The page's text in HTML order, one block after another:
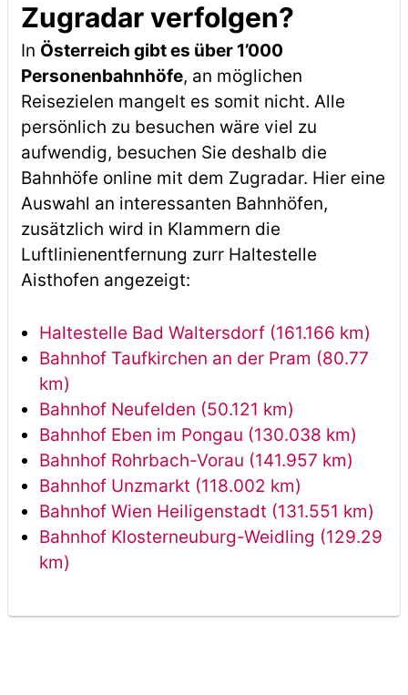
Zugradar verfolgen?
In Österreich gibt es über 1’000
Personenbahnhöfe, an möglichen
Reisezielen mangelt es somit nicht. Alle
persönlich zu besuchen wäre viel zu
aufwendig, besuchen Sie deshalb die
Bahnhöfe online mit dem Zugradar. Hier eine
Auswahl an interessanten Bahnhöfen,
zusätzlich wird in Klammern die
Luftlinienentfernung zurr Haltestelle
Aisthofen angezeigt:
Haltestelle Bad Waltersdorf (161.166 km)
Bahnhof Taufkirchen an der Pram (80.77
km)
Bahnhof Neufelden (50.121 km)
Bahnhof Eben im Pongau (130.038 km)
Bahnhof Rohrbach-Vorau (141.957 km)
Bahnhof Unzmarkt (118.002 km)
Bahnhof Wien Heiligenstadt (131.551 km)
Bahnhof Klosterneuburg-Weidling (129.29
km)